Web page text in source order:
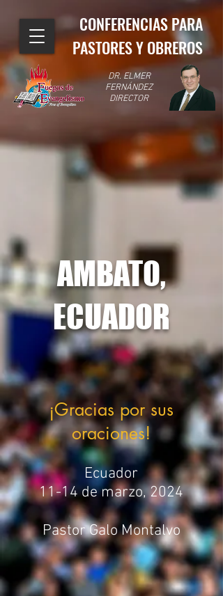
DR. ELMER
FERNÁNDEZ
DIRECTOR
CONFERENCIAS PARA
PASTORES Y OBREROS
AMBATO,
ECUADOR
¡Gracias por sus
oraciones!
Ecuador
11-14 de marzo, 2024
Pastor Galo Montalvo